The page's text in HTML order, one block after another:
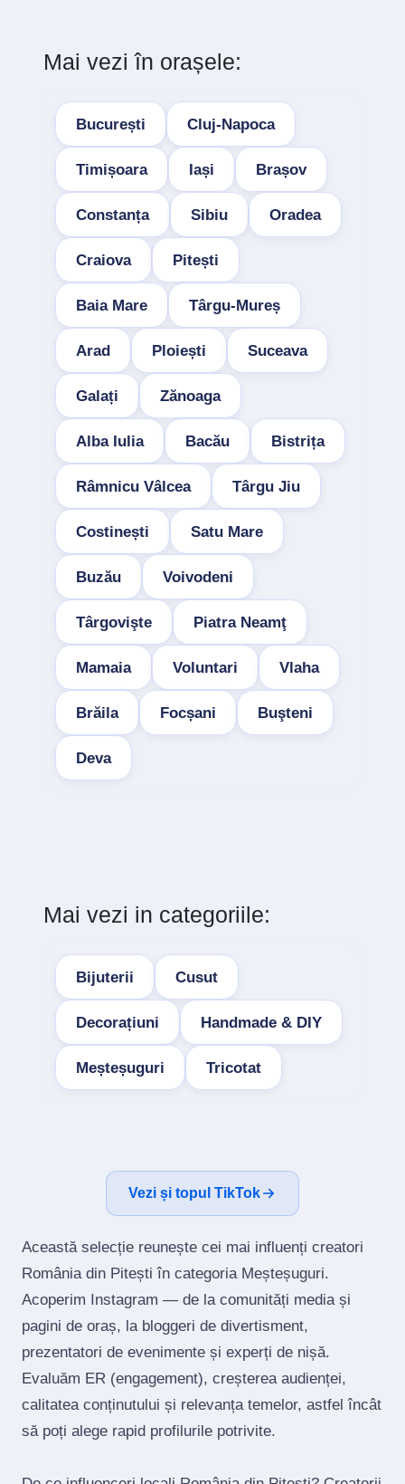
Mai vezi în orașele:
București Cluj-Napoca
Timișoara Iași Brașov
Constanța Sibiu Oradea
Craiova Pitești
Baia Mare Târgu-Mureș
Arad Ploiești Suceava
Galați Zănoaga
Alba Iulia Bacău Bistrița
Râmnicu Vâlcea Târgu Jiu
Costinești Satu Mare
Buzău Voivodeni
Târgovişte Piatra Neamţ
Mamaia Voluntari Vlaha
Brăila Focșani Buşteni
Deva
Mai vezi in categoriile:
Bijuterii Cusut
Decorațiuni Handmade & DIY
Meșteșuguri Tricotat
Vezi și topul TikTok
Această selecție reunește cei mai influenți creatori
România din Pitești în categoria Meșteșuguri.
Acoperim Instagram — de la comunități media și
pagini de oraș, la bloggeri de divertisment,
prezentatori de evenimente și experți de nișă.
Evaluăm ER (engagement), creșterea audienței,
calitatea conținutului și relevanța temelor, astfel încât
să poți alege rapid profilurile potrivite.